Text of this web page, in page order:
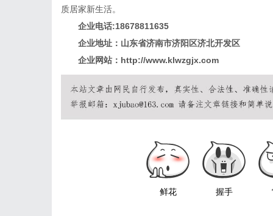
质居家新生活。
企业电话:18678811635
企业地址：山东省济南市济阳区济北开发区
企业网站：http://www.klwzgjx.com
鲜花 握手